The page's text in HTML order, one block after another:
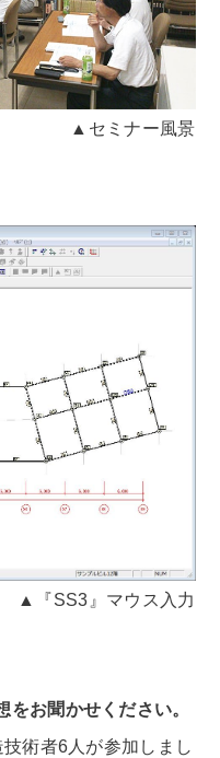
▲セミナー風景
▲『SS3』マウス入力
お聞かせください。
術者6人が参加しまし